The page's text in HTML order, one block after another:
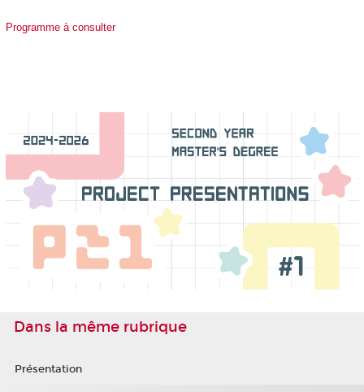
Programme à consulter
Dans la même rubrique
Présentation